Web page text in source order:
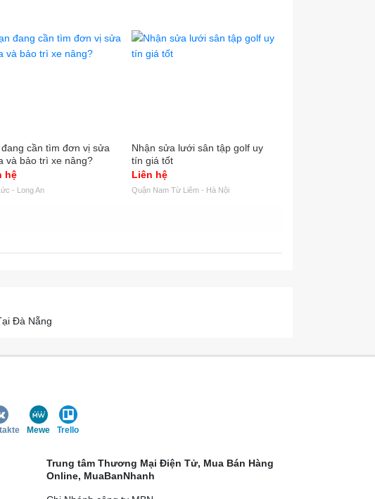
đang cần tìm đơn vị sửa
và bảo trì xe nâng?
hệ
- Long An
Nhận sửa lưới sân tập golf uy
tín giá tốt
Liên hệ
Quận Nam Từ Liêm - Hà Nội
Đà Nẵng
Mewe Trello
Trung tâm Thương Mại Điện Tử, Mua Bán Hàng
Online, MuaBanNhanh